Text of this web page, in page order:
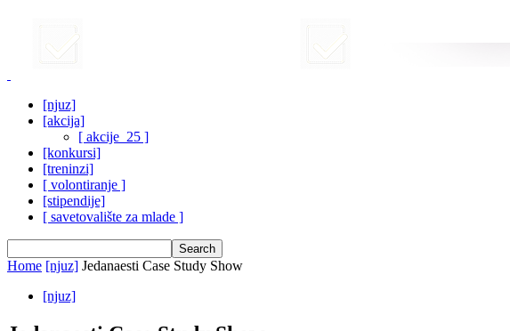
[njuz]
[akcija]
[ akcije_25 ]
[konkursi]
[treninzi]
[ volontiranje ]
[stipendije]
[ savetovalište za mlade ]
Home [njuz] Jedanaesti Case Study Show
[njuz]